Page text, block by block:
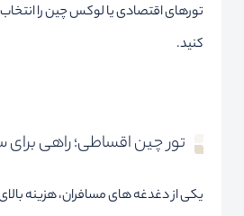
تورهای اقتصادی یا لوکس چین را انتخاب
کنید.
تور چین اقساطی؛ راهی برای
یکی از دغدغه های مسافران، هزینه